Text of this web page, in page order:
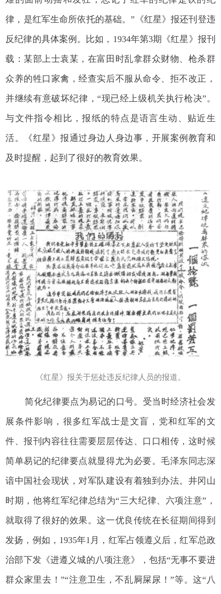
律，是红军生命所依托的基础。”《红星》报还刊登违
反纪律的具体案例。比如，1934年第3期《红星》报刊
载：某部上士袁某，在富田时乱拿群众财物、枪杀群
众养的牲口家禽，经查实后不服从命令、拒不改正，
并继续有意破坏纪律，“现已经上级机关执行枪决”。
与文件指令相比，报纸的特点是语言生动、贴近生
活。《红星》报通过身边人身边事，开展案例教育和
及时提醒，起到了很好的教育效果。
《红星》报关于惩处违反纪律人员的报道。
简化纪律要点为易记的口号。受当时经济社会发
展条件影响，很多红军战士是文盲，党和红军的文
件、报刊内容往往需要层层传达、口口相传，这时候
简单易记的纪律要点就显得尤为必要。毛泽东同志深
谙中国社会现状，对军队建设有着独到办法。井冈山
时期，他将红军纪律总结为“三大纪律、六项注意”，
就取得了很好的效果。这一优良传统在长征期间得到
发扬，例如，1935年1月，红军占领遵义后，红军总政
治部下发《进遵义城的八项注意》，包括“无事不要进
群众家里去！”“注意卫生，不乱屙屎尿！”等。这“八